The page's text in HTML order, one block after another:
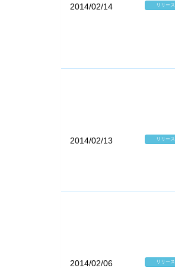
2014/02/14 リリース
2014/02/13 リリース
2014/02/06 リリース